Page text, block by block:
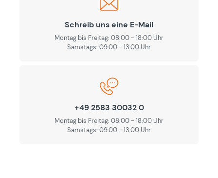
Schreib uns eine E-Mail
Montag bis Freitag: 08:00 - 18:00 Uhr
Samstags: 09.00 - 13.00 Uhr
+49 2583 30032 0
Montag bis Freitag: 08:00 - 18:00 Uhr
Samstags: 09.00 - 13.00 Uhr